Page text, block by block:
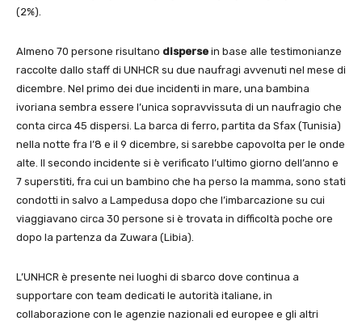
(2%).
Almeno 70 persone risultano disperse in base alle testimonianze
raccolte dallo staff di UNHCR su due naufragi avvenuti nel mese di
dicembre. Nel primo dei due incidenti in mare, una bambina
ivoriana sembra essere l’unica sopravvissuta di un naufragio che
conta circa 45 dispersi. La barca di ferro, partita da Sfax (Tunisia)
nella notte fra l’8 e il 9 dicembre, si sarebbe capovolta per le onde
alte. Il secondo incidente si è verificato l’ultimo giorno dell’anno e
7 superstiti, fra cui un bambino che ha perso la mamma, sono stati
condotti in salvo a Lampedusa dopo che l’imbarcazione su cui
viaggiavano circa 30 persone si è trovata in difficoltà poche ore
dopo la partenza da Zuwara (Libia).
L’UNHCR è presente nei luoghi di sbarco dove continua a
supportare con team dedicati le autorità italiane, in
collaborazione con le agenzie nazionali ed europee e gli altri